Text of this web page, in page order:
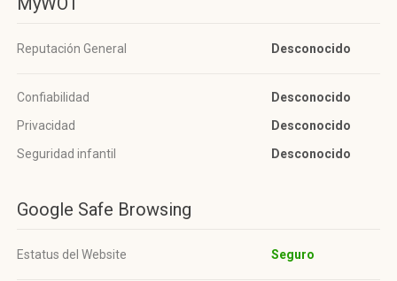
Reputación General Desconocido
Confiabilidad
Desconocido
Privacidad
Desconocido
Seguridad infantil
Desconocido
Google Safe Browsing
Estatus del Website Seguro